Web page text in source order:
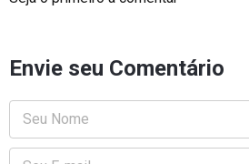
Envie seu Comentário